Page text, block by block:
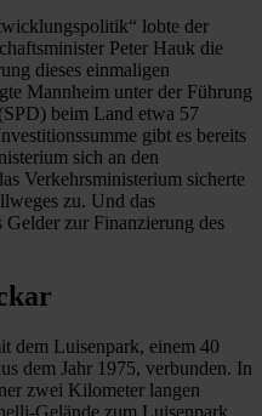
lobte der
Peter Hauk die
dieses einmaligen
Mannheim unter der Führung
beim Land etwa 57
gibt es bereits
sich an den
Verkehrsministerium sicherte
zu. Und das
zur Finanzierung des
dem Luisenpark, einem 40
dem Jahr 1975, verbunden. In
zwei Kilometer langen